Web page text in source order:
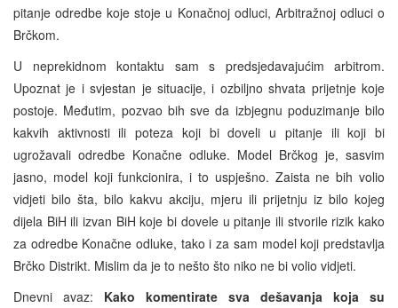
pitanje odredbe koje stoje u Konačnoj odluci, Arbitražnoj odluci o
Brčkom.
U neprekidnom kontaktu sam s predsjedavajućim arbitrom.
Upoznat je i svjestan je situacije, i ozbiljno shvata prijetnje koje
postoje. Međutim, pozvao bih sve da izbjegnu poduzimanje bilo
kakvih aktivnosti ili poteza koji bi doveli u pitanje ili koji bi
ugrožavali odredbe Konačne odluke. Model Brčkog je, sasvim
jasno, model koji funkcionira, i to uspješno. Zaista ne bih volio
vidjeti bilo šta, bilo kakvu akciju, mjeru ili prijetnju iz bilo kojeg
dijela BiH ili izvan BiH koje bi dovele u pitanje ili stvorile rizik kako
za odredbe Konačne odluke, tako i za sam model koji predstavlja
Brčko Distrikt. Mislim da je to nešto što niko ne bi volio vidjeti.
Dnevni avaz: Kako komentirate sva dešavanja koja su